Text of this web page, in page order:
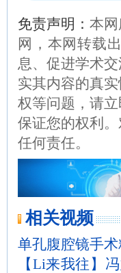
免责声明：本
网，本网转载
息、促进学术
实其内容的真
权等问题，请
保证您的权利
任何责任。
相关视频
单孔腹腔镜手
【Li来我往】